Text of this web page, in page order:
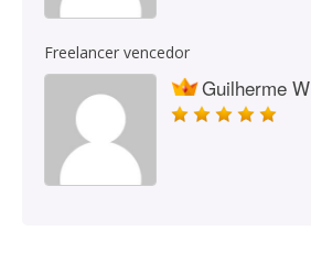
Freelancer vencedor
Guilherme W